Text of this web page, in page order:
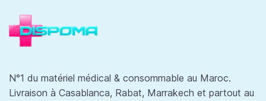
N°1 du matériel médical & consommable au Maroc.
Livraison à Casablanca, Rabat, Marrakech et partout au